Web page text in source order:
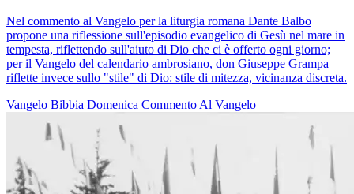
Nel commento al Vangelo per la liturgia romana Dante Balbo
propone una riflessione sull'episodio evangelico di Gesù nel mare in
tempesta, riflettendo sull'aiuto di Dio che ci è offerto ogni giorno;
per il Vangelo del calendario ambrosiano, don Giuseppe Grampa
riflette invece sullo "stile" di Dio: stile di mitezza, vicinanza discreta.
Vangelo Bibbia Domenica Commento Al Vangelo